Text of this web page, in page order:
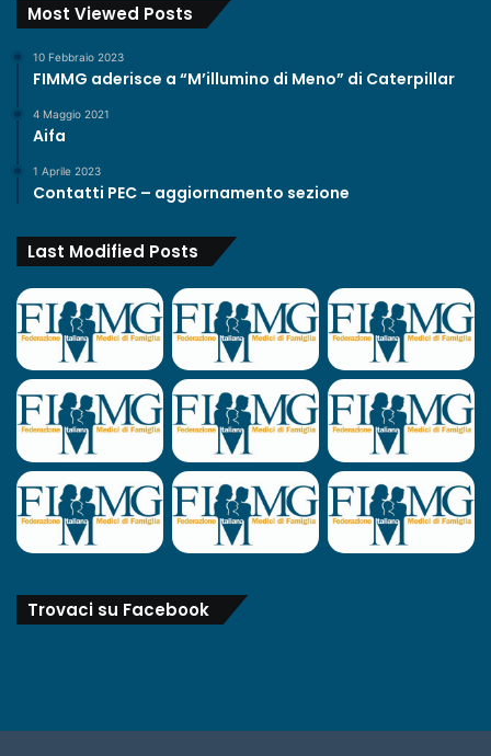
Most Viewed Posts
10 Febbraio 2023
FIMMG aderisce a “M’illumino di Meno” di Caterpillar
4 Maggio 2021
Aifa
1 Aprile 2023
Contatti PEC – aggiornamento sezione
Last Modified Posts
Trovaci su Facebook